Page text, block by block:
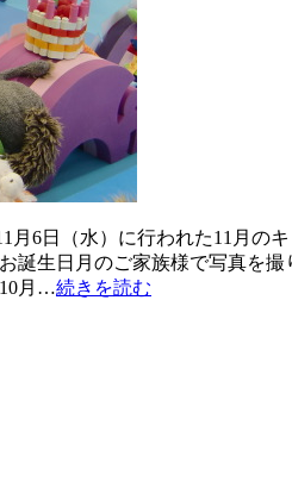
6日（水）に行われた11月の
生日月のご家族様で写真を
月…続きを読む